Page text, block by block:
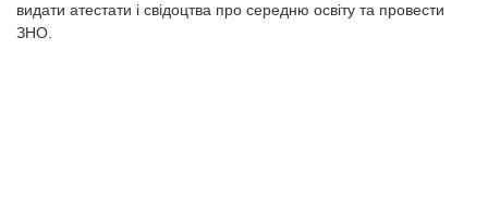
видати атестати і свідоцтва про середню освіту та провести
ЗНО.